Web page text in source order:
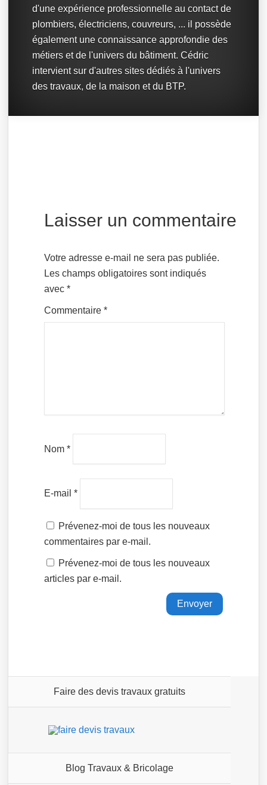
d'une expérience professionnelle au contact de
plombiers, électriciens, couvreurs, ... il possède
également une connaissance approfondie des
métiers et de l'univers du bâtiment. Cédric
intervient sur d'autres sites dédiés à l'univers
des travaux, de la maison et du BTP.
Laisser un commentaire
Votre adresse e-mail ne sera pas publiée.
Les champs obligatoires sont indiqués
avec*
Commentaire*
Nom*
E-mail*
Prévenez-moi de tous les nouveaux
commentaires par e-mail.
Prévenez-moi de tous les nouveaux
articles par e-mail.
Faire des devis travaux gratuits
Blog Travaux & Bricolage